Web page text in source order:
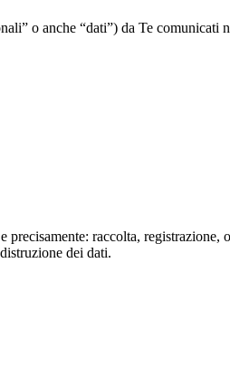
o anche “dati”) da Te comunicati
raccolta, registrazione,
dei dati.